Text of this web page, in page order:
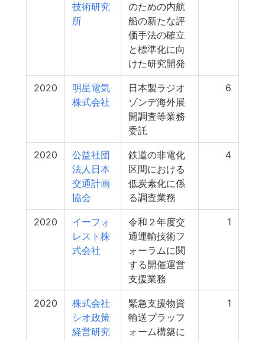
技術研究
所
のための内航
船の新たな評
価手法の確立
と標準化に向
けた研究開発
2020
明星電気
株式会社
日本製ラジオ
ゾンデ海外展
開調査等業務
委託
6
2020
公益社団
法人日本
交通計画
協会
鉄道の非電化
区間における
低炭素化に係
る調査業務
4
2020
イーフォ
レスト株
式会社
令和２年度交
通運輸技術フ
ォーラムに関
する開催運営
支援業務
1
2020
株式会社
シオ政策
経営研究
緊急支援物資
輸送プラッフ
ォーム構築に
1